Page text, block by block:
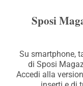
Sposi
Su smartphone,
di Sposi
Accedi alla